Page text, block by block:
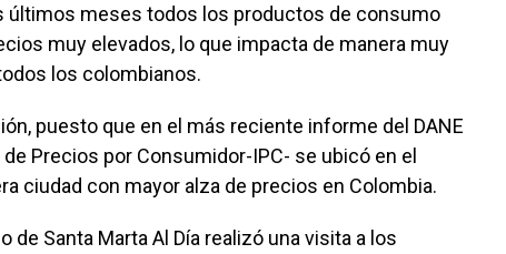
últimos meses todos los productos de consumo
muy elevados, lo que impacta de manera muy
los colombianos.
puesto que en el más reciente informe del DANE
Precios por Consumidor-IPC- se ubicó en el
ciudad con mayor alza de precios en Colombia.
de Santa Marta Al Día realizó una visita a los